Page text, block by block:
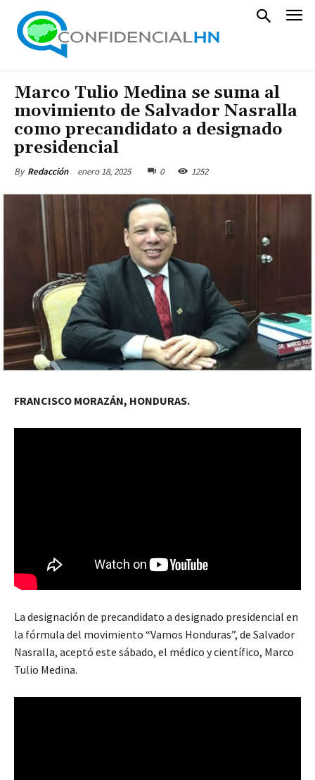
Marco Tulio Medina se suma al
movimiento de Salvador Nasralla
como precandidato a designado
presidencial
By Redacción enero 18, 2025 0 1252
FRANCISCO MORAZÁN, HONDURAS.
La designación de precandidato a designado presidencial en
la fórmula del movimiento “Vamos Honduras”, de Salvador
Nasralla, aceptó este sábado, el médico y científico, Marco
Tulio Medina.